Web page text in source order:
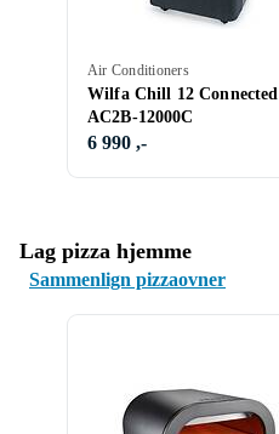
Air Conditioners
Wilfa Chill 12 Connected
AC2B-12000C
6 990 ,-
Lag pizza hjemme
Sammenlign pizzaovner